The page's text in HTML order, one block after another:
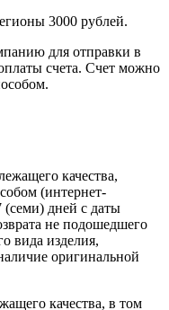
3000 рублей.
для отправки в
счета. Счет можно
качества,
(интернет-
(семи) дней с даты
не подошедшего
вида изделия,
оригинальной
качества, в том